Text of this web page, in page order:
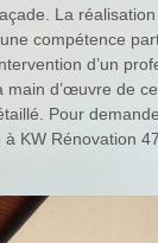
La
compétence
d’un
main d’œuvre de
Pour
KW Rénovation